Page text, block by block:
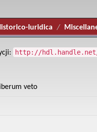
Iuridica
http://hdl.handle.net/
veto